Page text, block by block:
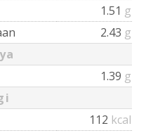
1.51 g
2.43 g
1.39 g
112 kcal